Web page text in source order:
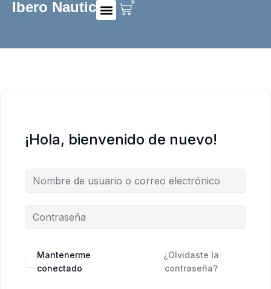
Ibero Nautic 0
¡Hola, bienvenido de nuevo!
Mantenerme
conectado
¿Olvidaste la
contraseña?